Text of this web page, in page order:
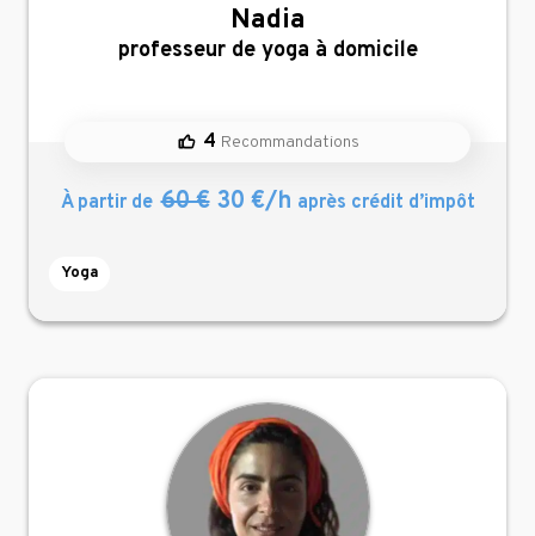
Nadia
,
professeur de yoga à domicile
4 Recommandations
À partir de 60 €30 €/h après crédit d’impôt
Yoga